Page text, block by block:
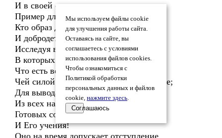
И в своей смерти показал
Пример для тех,
Кто образ доблести
И добродетели искал,
Исследуя веков предания.
В которых сказано,
Что есть великое сознание,
Чей силой создано и держится творение;
Для вывода народа Своего
Из всех народов,
Готовых соблюдать закон любви,
И Его учения!
Оно на время допускает отступление,
Мы используем файлы cookie
для улучшения работы сайта.
Оставаясь на сайте, вы
соглашаетесь с условиями
использования файлов cookies.
Чтобы ознакомиться с
Политикой обработки
персональных данных и файлов
cookie, нажмите здесь.
Соглашаюсь